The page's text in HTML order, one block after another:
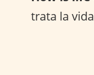
trata la